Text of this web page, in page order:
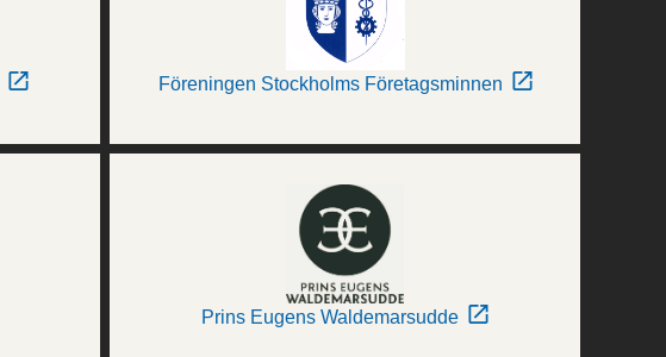
Föreningen Stockholms Företagsminnen
Prins Eugens Waldemarsudde